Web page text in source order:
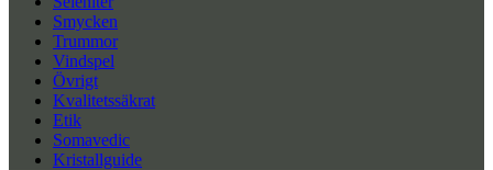
Smycken
Trummor
Vindspel
Övrigt
Kvalitetssäkrat
Etik
Somavedic
Kristallguide